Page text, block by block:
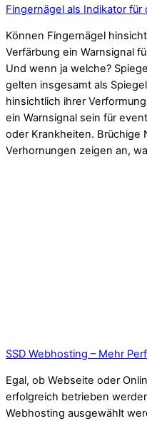
Fingernägel als Indikator für
Können Fingernägel
Verfärbung ein Warnsignal
Und wenn ja welche?
gelten insgesamt als
hinsichtlich ihrer
ein Warnsignal sein für
oder Krankheiten. Brüchige
Verhornungen zeigen an,
SSD Webhosting – Mehr
Egal, ob Webseite oder
erfolgreich betrieben
Webhosting ausgewählt